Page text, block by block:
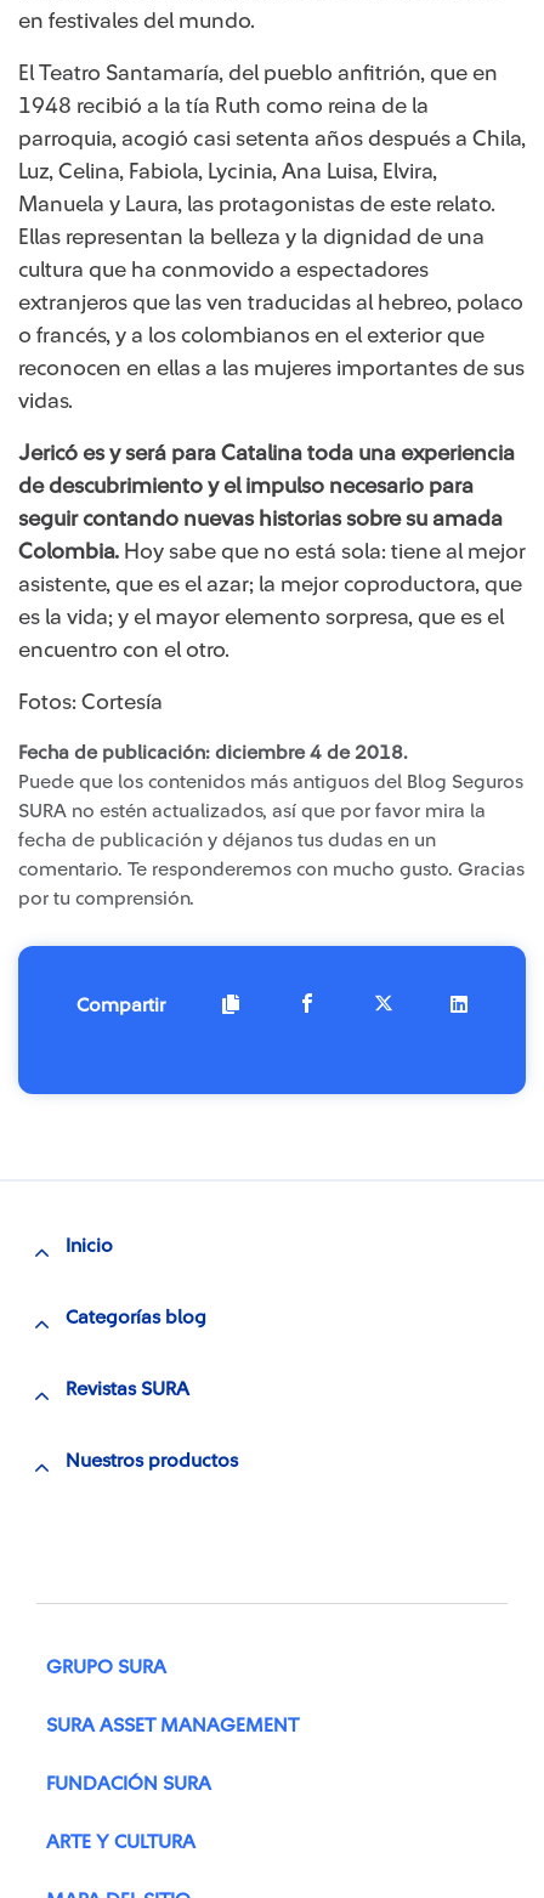
en festivales del mundo.
El Teatro Santamaría, del pueblo anfitrión, que en
1948 recibió a la tía Ruth como reina de la
parroquia, acogió casi setenta años después a Chila,
Luz, Celina, Fabiola, Lycinia, Ana Luisa, Elvira,
Manuela y Laura, las protagonistas de este relato.
Ellas representan la belleza y la dignidad de una
cultura que ha conmovido a espectadores
extranjeros que las ven traducidas al hebreo, polaco
o francés, y a los colombianos en el exterior que
reconocen en ellas a las mujeres importantes de sus
vidas.
Jericó es y será para Catalina toda una experiencia
de descubrimiento y el impulso necesario para
seguir contando nuevas historias sobre su amada
Colombia. Hoy sabe que no está sola: tiene al mejor
asistente, que es el azar; la mejor coproductora, que
es la vida; y el mayor elemento sorpresa, que es el
encuentro con el otro.
Fotos: Cortesía
Fecha de publicación: diciembre 4 de 2018.
Puede que los contenidos más antiguos del Blog Seguros
SURA no estén actualizados, así que por favor mira la
fecha de publicación y déjanos tus dudas en un
comentario. Te responderemos con mucho gusto. Gracias
por tu comprensión.​
Compartir
Inicio
Categorías blog
Revistas SURA
Nuestros productos
GRUPO SURA
SURA ASSET MANAGEMENT
FUNDACIÓN SURA
ARTE Y CULTURA